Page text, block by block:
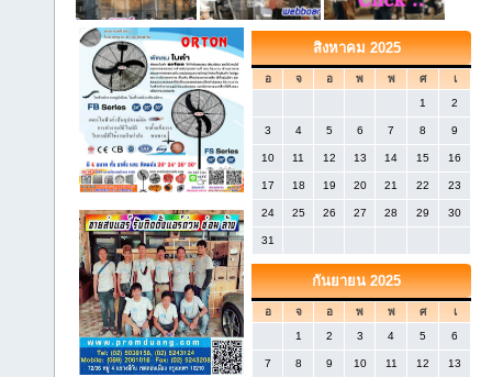
สิงหาคม 2025
อ จ อ พ พ ศ
เ
1
2
3 4 5 6 7 8 9
10 11 12 13 14 15 16
17 18 19 20 21 22 23
24 25 26 27 28 29 30
31
กันยายน 2025
อ จ อ พ พ ศ
เ
1
2 3 4 5 6
7 8 9 10 11 12 13